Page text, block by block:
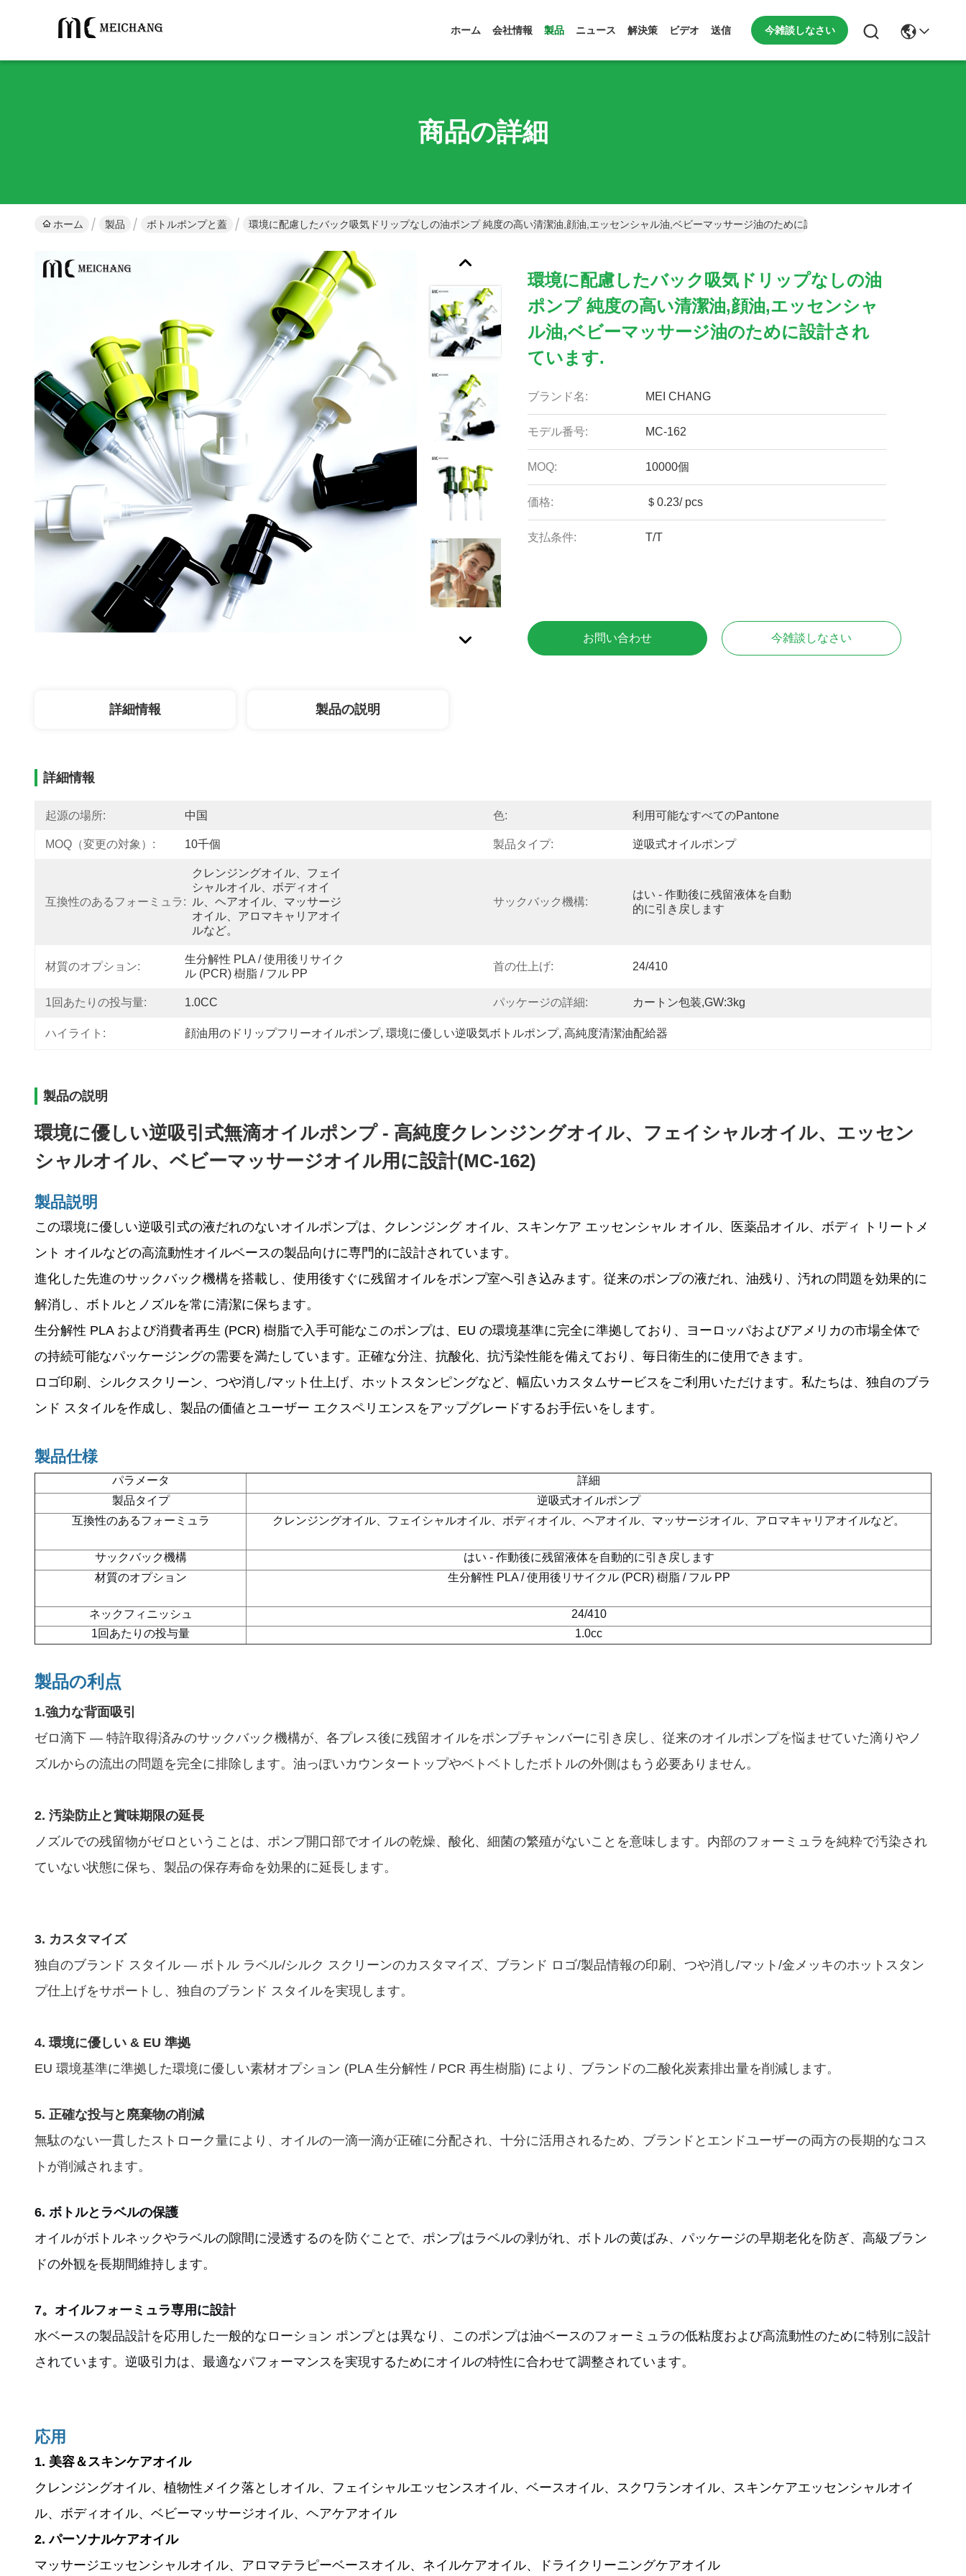
ホーム 会社情報 製品 ニュース 解決策 ビデオ 送信 今雑談しなさい
商品の詳細
ホーム 製品 ボトルポンプと蓋 環境に配慮したバック吸気ドリップなしの油ポンプ 純度の高い清潔油,顔油,エッセンシャル油,ベビーマッサージ油のために設計されています.
環境に配慮したバック吸気ドリップなしの油
ポンプ 純度の高い清潔油,顔油,エッセンシャ
ル油,ベビーマッサージ油のために設計され
ています.
ブランド名: MEI CHANG
モデル番号: MC-162
MOQ: 10000個
価格: ＄0.23/ pcs
支払条件: T/T
お問い合わせ 今雑談しなさい
詳細情報 製品の説明
詳細情報
起源の場所: 中国 色: 利用可能なすべてのPantone
MOQ（変更の対象）: 10千個 製品タイプ: 逆吸式オイルポンプ
互換性のあるフォーミュラ:
クレンジングオイル、フェイ
シャルオイル、ボディオイ
ル、ヘアオイル、マッサージ
オイル、アロマキャリアオイ
ルなど。
サックバック機構:
はい - 作動後に残留液体を自動
的に引き戻します
材質のオプション:
生分解性 PLA / 使用後リサイク
ル (PCR) 樹脂 / フル PP
首の仕上げ: 24/410
1回あたりの投与量: 1.0CC パッケージの詳細: カートン包装,GW:3kg
ハイライト: 顔油用のドリップフリーオイルポンプ, 環境に優しい逆吸気ボトルポンプ, 高純度清潔油配給器
製品の説明
環境に優しい逆吸引式無滴オイルポンプ - 高純度クレンジングオイル、フェイシャルオイル、エッセン
シャルオイル、ベビーマッサージオイル用に設計(MC-162)
製品説明
この環境に優しい逆吸引式の液だれのないオイルポンプは、クレンジング オイル、スキンケア エッセンシャル オイル、医薬品オイル、ボディ トリートメ
ント オイルなどの高流動性オイルベースの製品向けに専門的に設計されています。
進化した先進のサックバック機構を搭載し、使用後すぐに残留オイルをポンプ室へ引き込みます。従来のポンプの液だれ、油残り、汚れの問題を効果的に
解消し、ボトルとノズルを常に清潔に保ちます。
生分解性 PLA および消費者再生 (PCR) 樹脂で入手可能なこのポンプは、EU の環境基準に完全に準拠しており、ヨーロッパおよびアメリカの市場全体で
の持続可能なパッケージングの需要を満たしています。正確な分注、抗酸化、抗汚染性能を備えており、毎日衛生的に使用できます。
ロゴ印刷、シルクスクリーン、つや消し/マット仕上げ、ホットスタンピングなど、幅広いカスタムサービスをご利用いただけます。私たちは、独自のブラ
ンド スタイルを作成し、製品の価値とユーザー エクスペリエンスをアップグレードするお手伝いをします。
製品仕様
パラメータ
詳細
製品タイプ
逆吸式オイルポンプ
互換性のあるフォーミュラ
クレンジングオイル、フェイシャルオイル、ボディオイル、ヘアオイル、マッサージオイル、アロマキャリアオイルなど。
サックバック機構
はい - 作動後に残留液体を自動的に引き戻します
材質のオプション
生分解性 PLA / 使用後リサイクル (PCR) 樹脂 / フル PP
ネックフィニッシュ
24/410
1回あたりの投与量
1.0cc
製品の利点
1.強力な背面吸引
ゼロ滴下 — 特許取得済みのサックバック機構が、各プレス後に残留オイルをポンプチャンバーに引き戻し、従来のオイルポンプを悩ませていた滴りやノ
ズルからの流出の問題を完全に排除します。油っぽいカウンタートップやベトベトしたボトルの外側はもう必要ありません。
2. 汚染防止と賞味期限の延長
ノズルでの残留物がゼロということは、ポンプ開口部でオイルの乾燥、酸化、細菌の繁殖がないことを意味します。内部のフォーミュラを純粋で汚染され
ていない状態に保ち、製品の保存寿命を効果的に延長します。
3. カスタマイズ
独自のブランド スタイル — ボトル ラベル/シルク スクリーンのカスタマイズ、ブランド ロゴ/製品情報の印刷、つや消し/マット/金メッキのホットスタン
プ仕上げをサポートし、独自のブランド スタイルを実現します。
4. 環境に優しい & EU 準拠
EU 環境基準に準拠した環境に優しい素材オプション (PLA 生分解性 / PCR 再生樹脂) により、ブランドの二酸化炭素排出量を削減します。
5. 正確な投与と廃棄物の削減
無駄のない一貫したストローク量により、オイルの一滴一滴が正確に分配され、十分に活用されるため、ブランドとエンドユーザーの両方の長期的なコス
トが削減されます。
6. ボトルとラベルの保護
オイルがボトルネックやラベルの隙間に浸透するのを防ぐことで、ポンプはラベルの剥がれ、ボトルの黄ばみ、パッケージの早期老化を防ぎ、高級ブラン
ドの外観を長期間維持します。
7。 オイルフォーミュラ専用に設計
水ベースの製品設計を応用した一般的なローション ポンプとは異なり、このポンプは油ベースのフォーミュラの低粘度および高流動性のために特別に設計
されています。逆吸引力は、最適なパフォーマンスを実現するためにオイルの特性に合わせて調整されています。
応用
1. 美容＆スキンケアオイル
クレンジングオイル、植物性メイク落としオイル、フェイシャルエッセンスオイル、ベースオイル、スクワランオイル、スキンケアエッセンシャルオイ
ル、ボディオイル、ベビーマッサージオイル、ヘアケアオイル
2. パーソナルケアオイル
マッサージエッセンシャルオイル、アロマテラピーベースオイル、ネイルケアオイル、ドライクリーニングケアオイル